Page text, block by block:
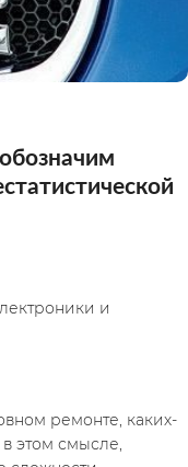
и
ремонте, каких-
этом смысле,